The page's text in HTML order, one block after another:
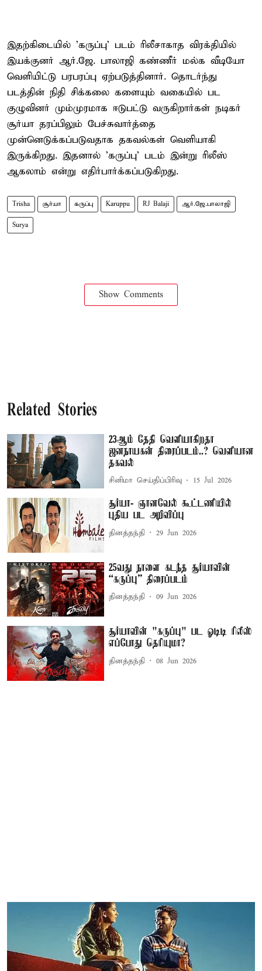
இதற்கிடையில் 'கருப்பு' படம் ரிலீசாகாத விரக்தியில்
இயக்குனர் ஆர்.ஜே. பாலாஜி கண்ணீர் மல்க வீடியோ
வெளியிட்டு பரபரப்பு ஏற்படுத்தினார். தொடர்ந்து
படத்தின் நிதி சிக்கலை களையும் வகையில் பட
குழுவினர் மும்முரமாக ஈடுபட்டு வருகிறார்கள் நடிகர்
சூர்யா தரப்பிலும் பேச்சுவார்த்தை
முன்னெடுக்கப்படுவதாக தகவல்கள் வெளியாகி
இருக்கிறது. இதனால் 'கருப்பு' படம் இன்று ரிலீஸ்
ஆகலாம் என்று எதிர்பார்க்கப்படுகிறது.
Trisha சூர்யா கருப்பு Karuppu RJ Balaji ஆர்.ஜே.பாலாஜி
Surya
Show Comments
Related Stories
23ஆம் தேதி வெளியாகிறதா
ஜனநாயகன் திரைப்படம்..? வெளியான
தகவல்
சினிமா செய்திப்பிரிவு 15 Jul 2026
சூர்யா- ஞானவேல் கூட்டணியில்
புதிய பட அறிவிப்பு
தினத்தந்தி 29 Jun 2026
25வது நாளை கடந்த சூர்யாவின்
“கருப்பு” திரைப்படம்
தினத்தந்தி 09 Jun 2026
சூர்யாவின் "கருப்பு" பட ஓடிடி ரிலீஸ்
எப்போது தெரியுமா?
தினத்தந்தி 08 Jun 2026